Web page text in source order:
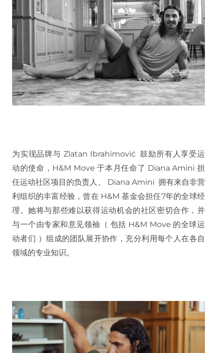
为实现品牌与 Zlatan Ibrahimović 鼓励所有人享受运
动的使命，H&M Move 于本月任命了 Diana Amini 担
任运动社区项目的负责人。 Diana Amini 拥有来自非营
利组织的丰富经验，曾在 H&M 基金会担任7年的全球经
理。她将与那些难以获得运动机会的社区密切合作，并
与一个由专家和意见领袖（ 包括 H&M Move 的全球运
动者们 ）组成的团队展开协作，充分利用每个人在各自
领域的专业知识。